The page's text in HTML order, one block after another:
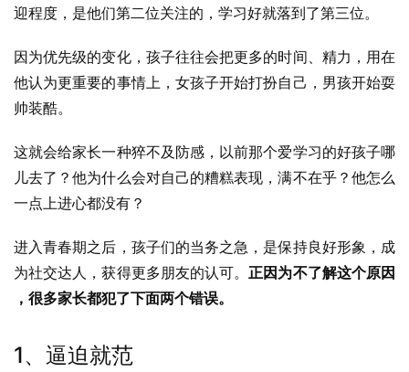
迎程度，是他们第二位关注的，学习好就落到了第三位。
因为优先级的变化，孩子往往会把更多的时间、精力，用在
他认为更重要的事情上，女孩子开始打扮自己，男孩开始耍
帅装酷。
这就会给家长一种猝不及防感，以前那个爱学习的好孩子哪
儿去了？他为什么会对自己的糟糕表现，满不在乎？他怎么
一点上进心都没有？
进入青春期之后，孩子们的当务之急，是保持良好形象，成
为社交达人，获得更多朋友的认可。正因为不了解这个原因
，很多家长都犯了下面两个错误。
1、逼迫就范